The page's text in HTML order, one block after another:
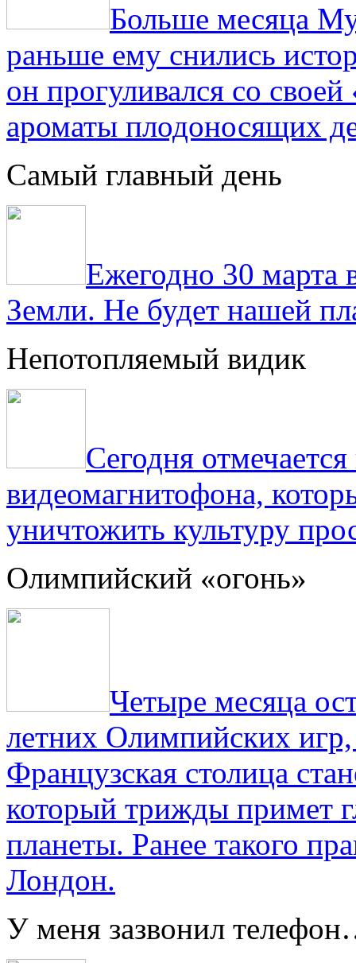
Больше месяца
раньше ему снились
он прогуливался со
ароматы плодоносящих
Самый главный день
Ежегодно 30 марта
Земли. Не будет нашей
Непотопляемый видик
Сегодня
видеомагнитофона,
уничтожить культуру
Олимпийский «огонь»
Четыре месяца
летних Олимпийских
Французская столица
который трижды примет
планеты. Ранее такого
Лондон.
У меня зазвонил